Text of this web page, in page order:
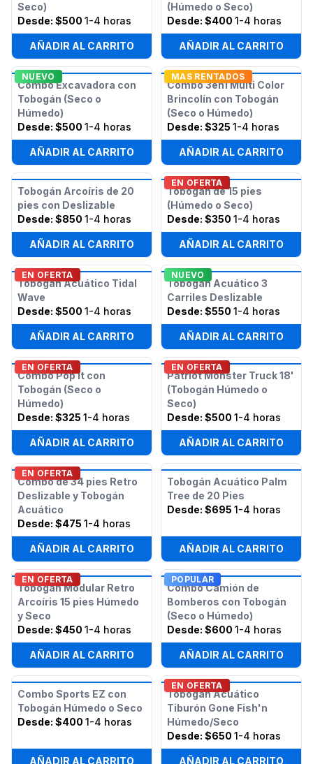
Seco)
Desde: $500 1-4 horas
AÑADIR AL CARRITO
(Húmedo o Seco)
Desde: $400 1-4 horas
AÑADIR AL CARRITO
NUEVO
Combo Excavadora con
Tobogán (Seco o
Húmedo)
Desde: $500 1-4 horas
AÑADIR AL CARRITO
MAS RENTADOS
Combo 3en1 Multi Color
Brincolín con Tobogán
(Seco o Húmedo)
Desde: $325 1-4 horas
AÑADIR AL CARRITO
Tobogán Arcoíris de 20
pies con Deslizable
Desde: $850 1-4 horas
AÑADIR AL CARRITO
EN OFERTA
Tobogán de 15 pies
(Húmedo o Seco)
Desde: $350 1-4 horas
AÑADIR AL CARRITO
EN OFERTA
Tobogán Acuático Tidal
Wave
Desde: $500 1-4 horas
AÑADIR AL CARRITO
NUEVO
Tobogán Acuático 3
Carriles Deslizable
Desde: $550 1-4 horas
AÑADIR AL CARRITO
EN OFERTA
Combo Pop It con
Tobogán (Seco o
Húmedo)
Desde: $325 1-4 horas
AÑADIR AL CARRITO
EN OFERTA
Patriot Monster Truck 18'
(Tobogán Húmedo o
Seco)
Desde: $500 1-4 horas
AÑADIR AL CARRITO
EN OFERTA
Combo de 34 pies Retro
Deslizable y Tobogán
Acuático
Desde: $475 1-4 horas
AÑADIR AL CARRITO
Tobogán Acuático Palm
Tree de 20 Pies
Desde: $695 1-4 horas
AÑADIR AL CARRITO
EN OFERTA
Tobogán Modular Retro
Arcoíris 15 pies Húmedo
y Seco
Desde: $450 1-4 horas
AÑADIR AL CARRITO
POPULAR
Combo Camión de
Bomberos con Tobogán
(Seco o Húmedo)
Desde: $600 1-4 horas
AÑADIR AL CARRITO
Combo Sports EZ con
Tobogán Húmedo o Seco
Desde: $400 1-4 horas
AÑADIR AL CARRITO
EN OFERTA
Tobogán Acuático
Tiburón Gone Fish'n
Húmedo/Seco
Desde: $650 1-4 horas
AÑADIR AL CARRITO